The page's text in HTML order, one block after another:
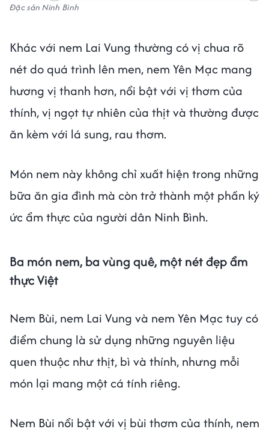
Đặc sản Ninh Bình
Khác với nem Lai Vung thường có vị chua rõ
nét do quá trình lên men, nem Yên Mạc mang
hương vị thanh hơn, nổi bật với vị thơm của
thính, vị ngọt tự nhiên của thịt và thường được
ăn kèm với lá sung, rau thơm.
Món nem này không chỉ xuất hiện trong những
bữa ăn gia đình mà còn trở thành một phần ký
ức ẩm thực của người dân Ninh Bình.
Ba món nem, ba vùng quê, một nét đẹp ẩm
thực Việt
Nem Bùi, nem Lai Vung và nem Yên Mạc tuy có
điểm chung là sử dụng những nguyên liệu
quen thuộc như thịt, bì và thính, nhưng mỗi
món lại mang một cá tính riêng.
Nem Bùi nổi bật với vị bùi thơm của thính, nem